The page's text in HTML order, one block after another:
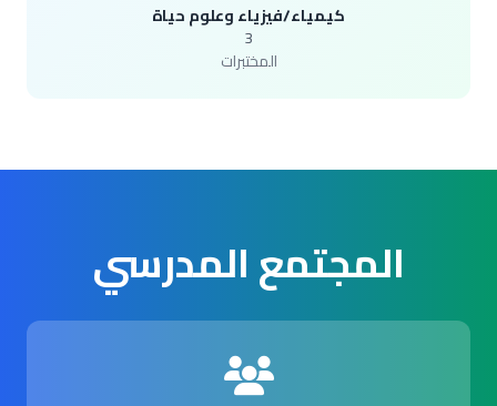
كيمياء/فيزياء وعلوم حياة
3
المختبرات
المجتمع المدرسي